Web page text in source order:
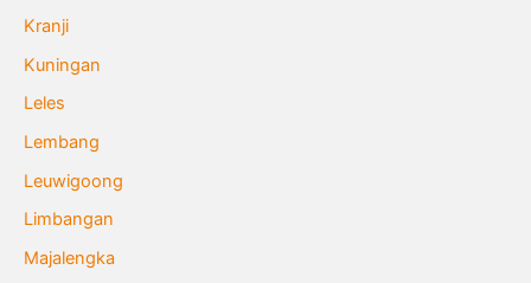
Kranji
Kuningan
Leles
Lembang
Leuwigoong
Limbangan
Majalengka